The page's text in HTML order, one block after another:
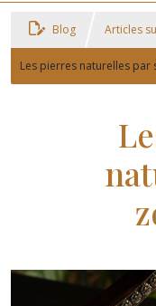
Blog Articles
Les pierres naturelles par